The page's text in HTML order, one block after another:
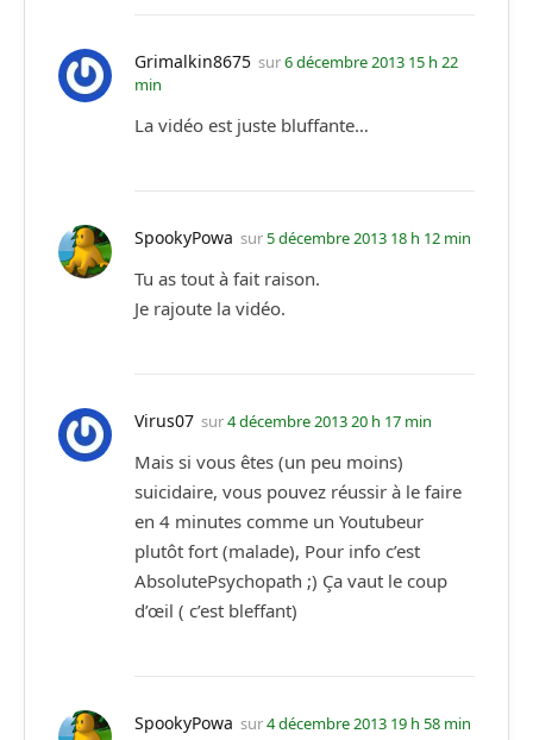
Grimalkin8675 sur6 décembre 2013 15 h 22
min
La vidéo est juste bluffante…
SpookyPowa sur5 décembre 2013 18 h 12 min
Tu as tout à fait raison.
Je rajoute la vidéo.
Virus07 sur4 décembre 2013 20 h 17 min
Mais si vous êtes (un peu moins)
suicidaire, vous pouvez réussir à le faire
en 4 minutes comme un Youtubeur
plutôt fort (malade), Pour info c’est
AbsolutePsychopath ;) Ça vaut le coup
d’œil ( c’est bleffant)
SpookyPowa sur4 décembre 2013 19 h 58 min